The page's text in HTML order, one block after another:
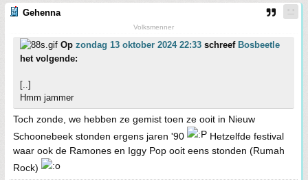
Gehenna
Volksmenner
Op zondag 13 oktober 2024 22:33 schreef Bosbeetle
het volgende:
[..]
Hmm jammer
Toch zonde, we hebben ze gemist toen ze ooit in Nieuw
Schoonebeek stonden ergens jaren '90
Hetzelfde festival
waar ook de Ramones en Iggy Pop ooit eens stonden (Rumah
Rock)